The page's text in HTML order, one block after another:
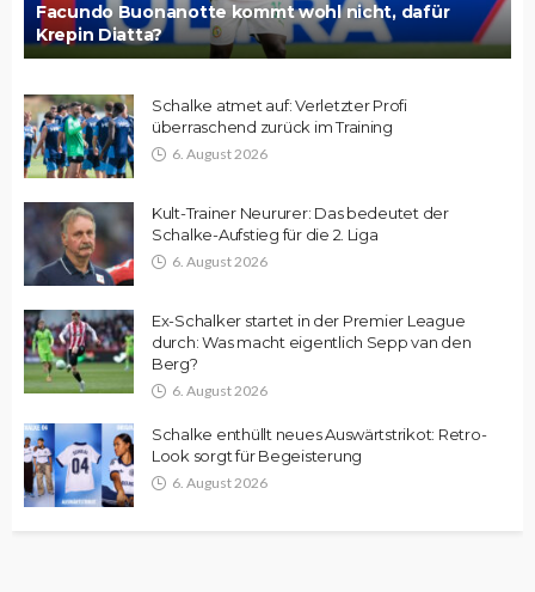
Facundo Buonanotte kommt wohl nicht, dafür
Krepin Diatta?
Schalke atmet auf: Verletzter Profi
überraschend zurück im Training
6. August 2026
Kult-Trainer Neururer: Das bedeutet der
Schalke-Aufstieg für die 2. Liga
6. August 2026
Ex-Schalker startet in der Premier League
durch: Was macht eigentlich Sepp van den
Berg?
6. August 2026
Schalke enthüllt neues Auswärtstrikot: Retro-
Look sorgt für Begeisterung
6. August 2026